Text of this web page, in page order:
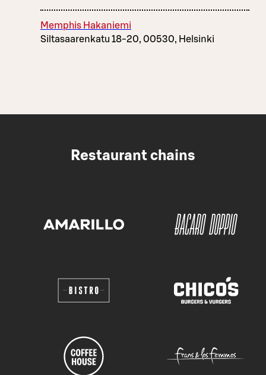
Memphis Hakaniemi
Siltasaarenkatu 18-20, 00530, Helsinki
Restaurant chains